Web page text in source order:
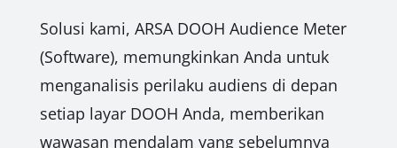
Solusi kami, ARSA DOOH Audience Meter
(Software), memungkinkan Anda untuk
menganalisis perilaku audiens di depan
setiap layar DOOH Anda, memberikan
wawasan mendalam yang sebelumnya